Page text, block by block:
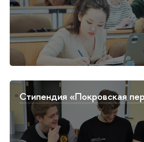
Стипендия «Покровская